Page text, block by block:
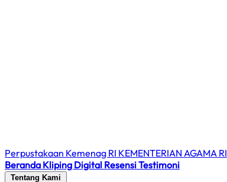
Perpustakaan Kemenag RI KEMENTERIAN AGAMA RI
Beranda Kliping Digital ResensiTestimoni
Tentang Kami